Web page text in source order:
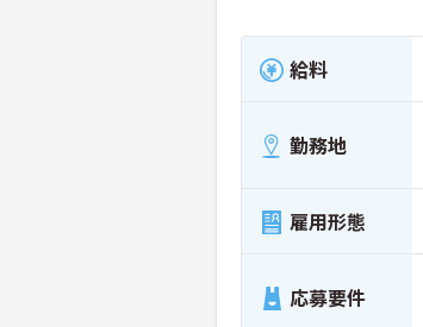
給料
勤務地
雇用形態
応募要件